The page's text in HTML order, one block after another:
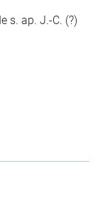
s. ap. J.-C. (?)